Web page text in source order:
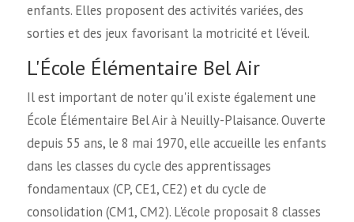
enfants. Elles proposent des activités variées, des
sorties et des jeux favorisant la motricité et l'éveil.
L'École Élémentaire Bel Air
Il est important de noter qu'il existe également une
École Élémentaire Bel Air à Neuilly-Plaisance. Ouverte
depuis 55 ans, le 8 mai 1970, elle accueille les enfants
dans les classes du cycle des apprentissages
fondamentaux (CP, CE1, CE2) et du cycle de
consolidation (CM1, CM2). L'école proposait 8 classes